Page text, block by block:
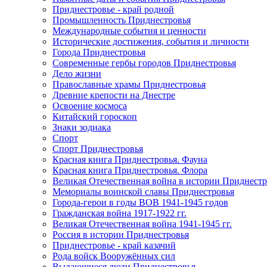
Приднестровье - край родной
Промышленность Приднестровья
Международные события и ценности
Исторические достижения, события и личности
Города Приднестровья
Современные гербы городов Приднестровья
Дело жизни
Православные храмы Приднестровья
Древние крепости на Днестре
Освоение космоса
Китайский гороскоп
Знаки зодиака
Спорт
Спорт Приднестровья
Красная книга Приднестровья. Фауна
Красная книга Приднестровья. Флора
Великая Отечественная война в истории
Мемориалы воинской славы Приднестровья
Города-герои в годы ВОВ 1941-1945 годов
Гражданская война 1917-1922 гг.
Великая Отечественная война 1941-1945 гг.
Россия в истории Приднестровья
Приднестровье - край казачий
Рода войск Вооружённых сил